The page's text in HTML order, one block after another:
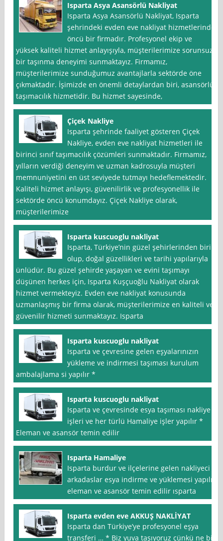
Isparta Asya Asansörlü Nakliyat
Isparta Asya Asansörlü Nakliyat, Isparta
şehrindeki evden eve nakliyat hizmetlerinde
öncü bir firmadır. Profesyonel ekip ve
yüksek kaliteli hizmet anlayışıyla, müşterilerimize sorunsuz
bir taşınma deneyimi sunmaktayız. Firmamız,
müşterilerimize sunduğumuz avantajlarla sektörde öne
çıkmaktadır. İşimizde en önemli detaylardan biri, asansörlü
taşımacılık hizmetidir. Bu hizmet sayesinde,
Çiçek Nakliye
Isparta şehrinde faaliyet gösteren Çiçek
Nakliye, evden eve nakliyat hizmetleri ile
birinci sınıf taşımacılık çözümleri sunmaktadır. Firmamız,
yılların verdiği deneyim ve uzman kadrosuyla müşteri
memnuniyetini en üst seviyede tutmayı hedeflemektedir.
Kaliteli hizmet anlayışı, güvenilirlik ve profesyonellik ile
sektörde öncü konumdayız. Çiçek Nakliye olarak,
müşterilerimize
Isparta kuscuoglu nakliyat
Isparta, Türkiye’nin güzel şehirlerinden biri
olup, doğal güzellikleri ve tarihi yapılarıyla
ünlüdür. Bu güzel şehirde yaşayan ve evini taşımayı
düşünen herkes için, Isparta Kuşçuoğlu Nakliyat olarak
hizmet vermekteyiz. Evden eve nakliyat konusunda
uzmanlaşmış bir firma olarak, müşterilerimize en kaliteli ve
güvenilir hizmeti sunmaktayız. Isparta
Isparta kuscuoglu nakliyat
Isparta ve çevresine gelen eşyalarınızın
yükleme ve indirmesi taşıması kurulum
ambalajlama si yapılır *
Isparta kuscuoglu nakliyat
Isparta ve çevresinde esya taşıması nakliye
işleri ve her türlü Hamaliye işler yapılır *
Eleman ve asansör temin edilir
Isparta Hamaliye
Isparta burdur ve ilçelerine gelen nakliyeci
arkadaslar esya indirme ve yüklemesi yapılır
eleman ve asansör temin edilir ısparta
Isparta evden eve AKKUŞ NAKLİYAT
Isparta dan Türkiye’ye profesyonel eşya
transferi … * Biz yuva taşıyoruz çünkü ne biz